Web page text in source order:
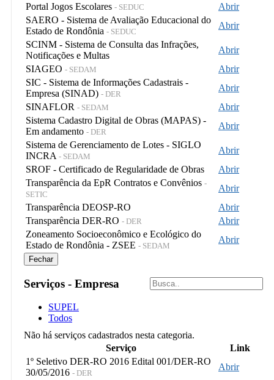
Portal Jogos Escolares - SEDUC
Abrir
SAERO - Sistema de Avaliação Educacional do
Estado de Rondônia - SEDUC
Abrir
SCINM - Sistema de Consulta das Infrações,
Notificações e Multas
Abrir
SIAGEO - SEDAM
Abrir
SIC - Sistema de Informações Cadastrais -
Empresa (SINAD) - DER
Abrir
SINAFLOR - SEDAM
Abrir
Sistema Cadastro Digital de Obras (MAPAS) -
Em andamento - DER
Abrir
Sistema de Gerenciamento de Lotes - SIGLO
INCRA - SEDAM
Abrir
SROF - Certificado de Regularidade de Obras
Abrir
Transparência da EpR Contratos e Convênios -
SETIC
Abrir
Transparência DEOSP-RO
Abrir
Transparência DER-RO - DER
Abrir
Zoneamento Socioeconômico e Ecológico do
Estado de Rondônia - ZSEE - SEDAM
Abrir
Fechar
Serviços - Empresa
SUPEL
Todos
Não há serviços cadastrados nesta categoria.
Serviço
Link
1º Seletivo DER-RO 2016 Edital 001/DER-RO
30/05/2016 - DER
Abrir